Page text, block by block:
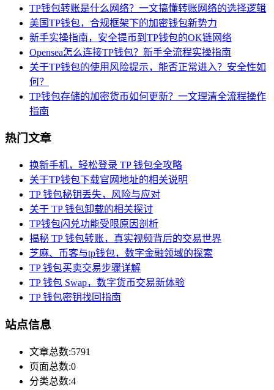
TP钱包转账是什么网络？一文搞懂转账网络的选择逻辑
美国TP钱包，合规框架下的加密钱包新势力
新手实操指南，安全提币到TP钱包的OK链网络
Opensea怎么连接TP钱包？新手全流程实操指南
关于TP钱包的使用风险提示，能否正常进入？安全性如
何？
TP钱包存储的加密货币如何更新？一文理清全流程操作
指南
热门文章
换新手机，轻松登录 TP 钱包全攻略
关于TP钱包下载官网地址的相关说明
TP 钱包秘钥丢失，风险与应对
关于 TP 钱包卸载的相关探讨
TP钱包闪兑功能受限原因剖析
揭秘 TP 钱包转账，真实视频背后的交易世界
芝麻、币客与tp钱包，数字金融领域的探索
TP 钱包买卖交易步骤详解
TP 钱包 Swap，数字货币交易新体验
TP 钱包密钥找回指南
站点信息
文章总数:5791
页面总数:0
分类总数:4